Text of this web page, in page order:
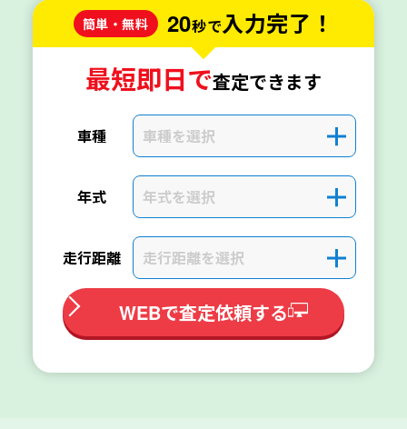
簡単・無料
20秒で入力完了！
最短即日で査定できます
車種 車種を選択 ＋
年式 年式を選択 ＋
走行距離 走行距離を選択 ＋
WEBで査定依頼する